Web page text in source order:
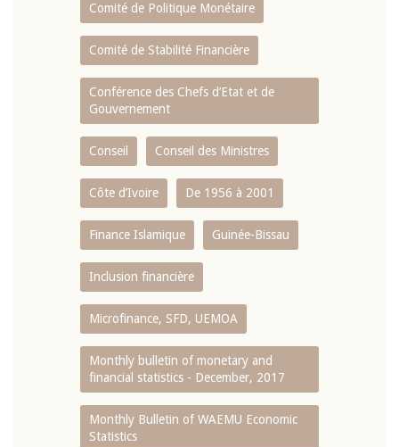
Comité de Politique Monétaire
Comité de Stabilité Financière
Conférence des Chefs d’Etat et de
Gouvernement
Conseil Conseil des Ministres
Côte d’Ivoire De 1956 à 2001
Finance Islamique Guinée-Bissau
Inclusion financière
Microfinance, SFD, UEMOA
Monthly bulletin of monetary and
financial statistics - December, 2017
Monthly Bulletin of WAEMU Economic
Statistics